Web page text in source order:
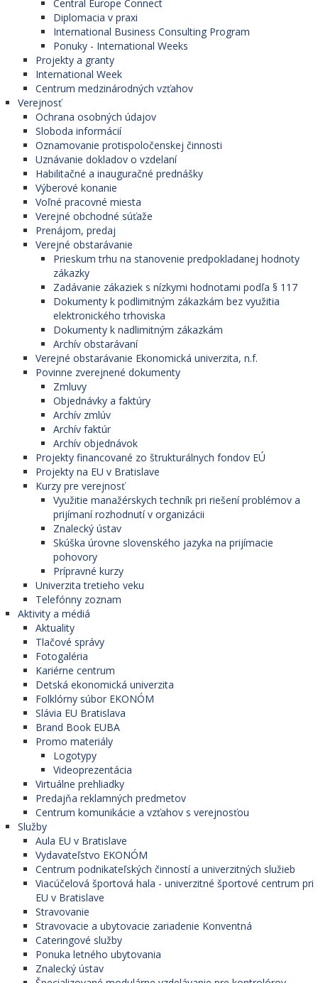
Central Europe Connect
Diplomacia v praxi
International Business Consulting Program
Ponuky - International Weeks
Projekty a granty
International Week
Centrum medzinárodných vzťahov
Verejnosť
Ochrana osobných údajov
Sloboda informácií
Oznamovanie protispoločenskej činnosti
Uznávanie dokladov o vzdelaní
Habilitačné a inauguračné prednášky
Výberové konanie
Voľné pracovné miesta
Verejné obchodné súťaže
Prenájom, predaj
Verejné obstarávanie
Prieskum trhu na stanovenie predpokladanej hodnoty
zákazky
Zadávanie zákaziek s nízkymi hodnotami podľa § 117
Dokumenty k podlimitným zákazkám bez využitia
elektronického trhoviska
Dokumenty k nadlimitným zákazkám
Archív obstarávaní
Verejné obstarávanie Ekonomická univerzita, n.f.
Povinne zverejnené dokumenty
Zmluvy
Objednávky a faktúry
Archív zmlúv
Archív faktúr
Archív objednávok
Projekty financované zo štrukturálnych fondov EÚ
Projekty na EU v Bratislave
Kurzy pre verejnosť
Využitie manažérskych techník pri riešení problémov a
prijímaní rozhodnutí v organizácii
Znalecký ústav
Skúška úrovne slovenského jazyka na prijímacie
pohovory
Prípravné kurzy
Univerzita tretieho veku
Telefónny zoznam
Aktivity a médiá
Aktuality
Tlačové správy
Fotogaléria
Kariérne centrum
Detská ekonomická univerzita
Folklórny súbor EKONÓM
Slávia EU Bratislava
Brand Book EUBA
Promo materiály
Logotypy
Videoprezentácia
Virtuálne prehliadky
Predajňa reklamných predmetov
Centrum komunikácie a vzťahov s verejnosťou
Služby
Aula EU v Bratislave
Vydavateľstvo EKONÓM
Centrum podnikateľských činností a univerzitných služieb
Viacúčelová športová hala - univerzitné športové centrum pri
EU v Bratislave
Stravovanie
Stravovacie a ubytovacie zariadenie Konventná
Cateringové služby
Ponuka letného ubytovania
Znalecký ústav